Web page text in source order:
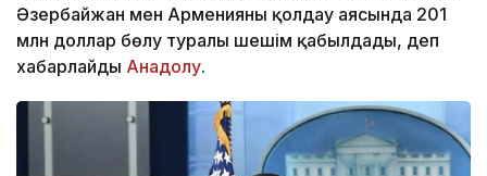
Әзербайжан мен Арменияны қолдау аясында 201
млн доллар бөлу туралы шешім қабылдады, деп
хабарлайды Анадолу.